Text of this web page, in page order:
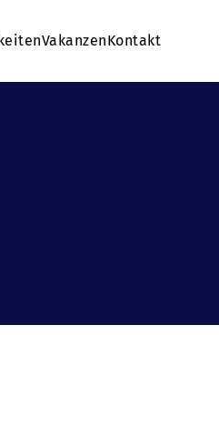
VakanzenKontakt